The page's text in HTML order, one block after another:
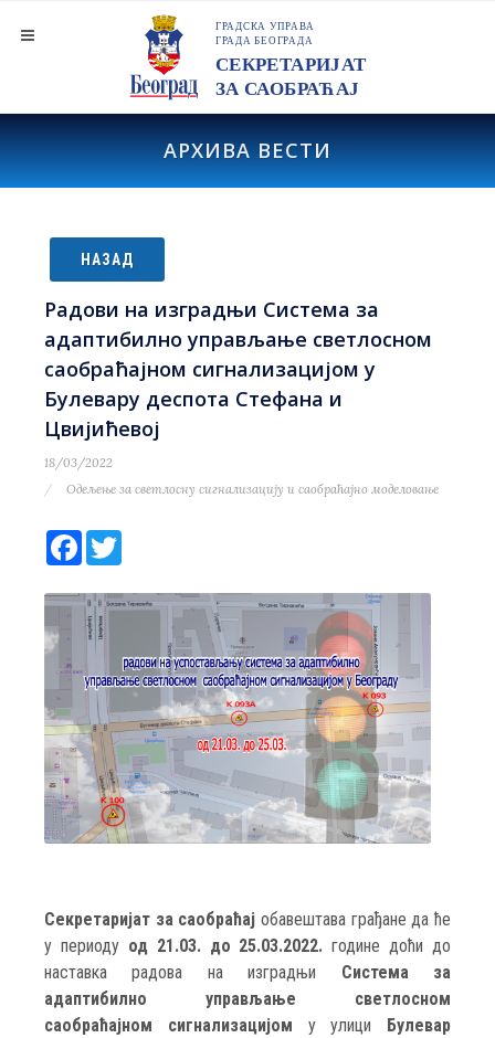
АРХИВА ВЕСТИ
НАЗАД
Радови на изградњи Система за
адаптибилно управљање светлосном
саобраћајном сигнализацијом у
Булевару деспота Стефана и
Цвијићевој
18/03/2022
Одељење за светлосну сигнализацију и саобраћајно моделовање
Facebook
Секретаријат за саобраћај обавештава грађане да ће
у периоду од 21.03. до 25.03.2022.године доћи до
наставка радова на изградњи Система за
адаптибилно управљање светлосном
саобраћајном сигнализацијом у улици Булевар